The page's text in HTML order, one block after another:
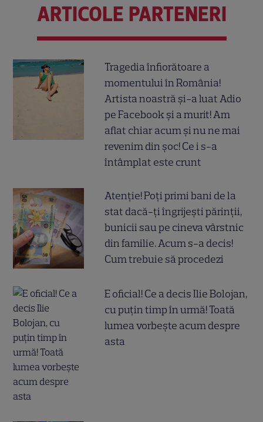
ARTICOLE PARTENERI
Tragedia înfiorătoare a
momentului în România!
Artista noastră și-a luat Adio
pe Facebook și a murit! Am
aflat chiar acum și nu ne mai
revenim din șoc! Ce i s-a
întâmplat este crunt
Atenție! Poți primi bani de la
stat dacă-ți îngrijești părinții,
bunicii sau pe cineva vârstnic
din familie. Acum s-a decis!
Cum trebuie să procedezi
E oficial! Ce a decis Ilie Bolojan,
cu puțin timp în urmă! Toată
lumea vorbește acum despre
asta